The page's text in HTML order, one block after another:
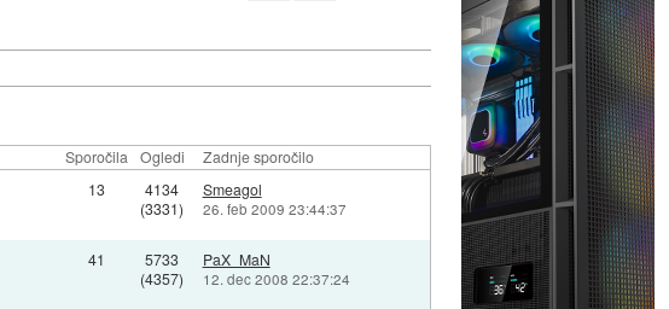
Sporočila Ogledi Zadnje sporočilo
13
4134
(3331)
Smeagol
26. feb 2009 23:44:37
41
5733
(4357)
PaX_MaN
12. dec 2008 22:37:24